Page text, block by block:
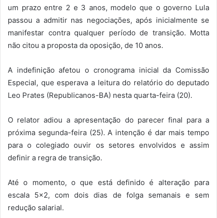
um prazo entre 2 e 3 anos, modelo que o governo Lula
passou a admitir nas negociações, após inicialmente se
manifestar contra qualquer período de transição. Motta
não citou a proposta da oposição, de 10 anos.
A indefinição afetou o cronograma inicial da Comissão
Especial, que esperava a leitura do relatório do deputado
Leo Prates (Republicanos-BA) nesta quarta-feira (20).
O relator adiou a apresentação do parecer final para a
próxima segunda-feira (25). A intenção é dar mais tempo
para o colegiado ouvir os setores envolvidos e assim
definir a regra de transição.
Até o momento, o que está definido é alteração para
escala 5×2, com dois dias de folga semanais e sem
redução salarial.